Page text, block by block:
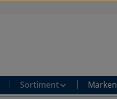
Sortiment Marken